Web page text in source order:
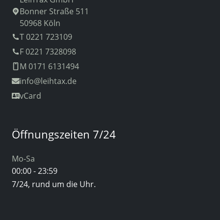
Bonner Straße 511
50968 Köln
T 0221 723109
F 0221 7328098
M 0171 6131494
info@leihtax.de
vCard
Öffnungszeiten 7/24
Mo-Sa
00:00 - 23:59
7/24, rund um die Uhr.